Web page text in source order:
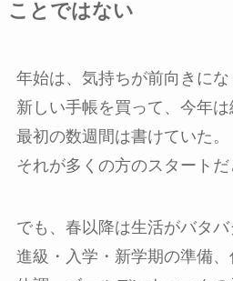
ことではない
年始は、気持ちが前向きにな
新しい手帳を買って、今年は
最初の数週間は書けていた。
それが多くの方のスタートだ
でも、春以降は生活がバタバ
進級・入学・新学期の準備